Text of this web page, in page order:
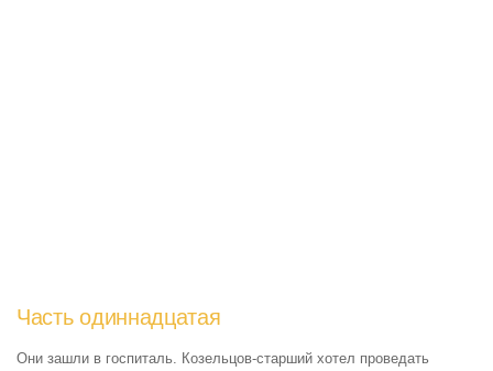
Часть одиннадцатая
Они зашли в госпиталь. Козельцов-старший хотел проведать